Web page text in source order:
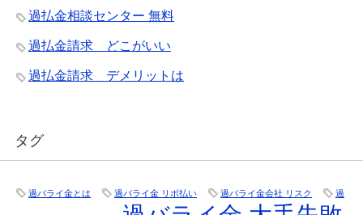
過払金相談センター 無料
過払金請求 どこがいい
過払金請求 デメリットは
タグ
過バライ金とは 過バライ金 リボ払い 過バライ金会社 リスク 過